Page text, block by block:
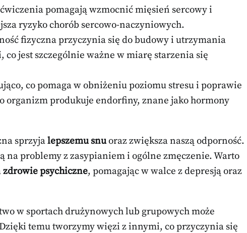
pomagają wzmocnić mięsień sercowy i
ryzyko chorób sercowo-naczyniowych.
fizyczna przyczynia się do budowy i utrzymania
co jest szczególnie ważne w miarę starzenia się
co pomaga w obniżeniu poziomu stresu i poprawie
organizm produkuje endorfiny, znane jako hormony
sprzyjalepszemu snuoraz zwiększa naszą odporność.
na problemy z zasypianiem i ogólne zmęczenie. Warto
zdrowie psychiczne, pomagając w walce z depresją oraz
w sportach drużynowych lub grupowych może
temu tworzymy więzi z innymi, co przyczynia się